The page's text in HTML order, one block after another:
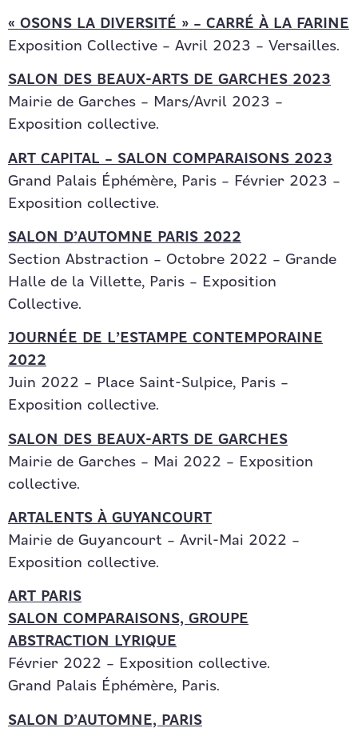
« OSONS LA DIVERSITÉ » – CARRÉ À LA FARINE
Exposition Collective – Avril 2023 – Versailles.
SALON DES BEAUX-ARTS DE GARCHES 2023
Mairie de Garches – Mars/Avril 2023 –
Exposition collective.
ART CAPITAL – SALON COMPARAISONS 2023
Grand Palais Éphémère, Paris – Février 2023 –
Exposition collective.
SALON D’AUTOMNE PARIS 2022
Section Abstraction – Octobre 2022 – Grande
Halle de la Villette, Paris – Exposition
Collective.
JOURNÉE DE L’ESTAMPE CONTEMPORAINE
2022
Juin 2022 – Place Saint-Sulpice, Paris –
Exposition collective.
SALON DES BEAUX-ARTS DE GARCHES
Mairie de Garches – Mai 2022 – Exposition
collective.
ARTALENTS À GUYANCOURT
Mairie de Guyancourt – Avril-Mai 2022 –
Exposition collective.
ART PARIS
SALON COMPARAISONS, GROUPE
ABSTRACTION LYRIQUE
Février 2022 – Exposition collective.
Grand Palais Éphémère, Paris.
SALON D’AUTOMNE, PARIS